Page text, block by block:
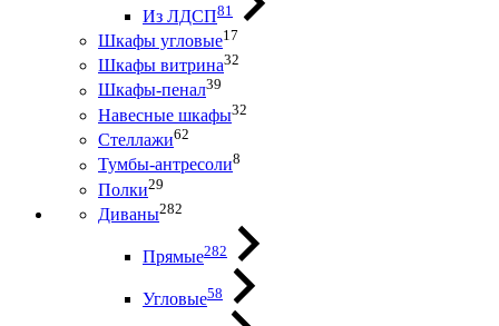
Из ЛДСП81
Шкафы угловые17
Шкафы витрина32
Шкафы-пенал39
Навесные шкафы32
Стеллажи62
Тумбы-антресоли8
Полки29
Диваны282
Прямые282
Угловые58